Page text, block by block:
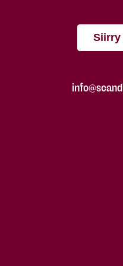
Siirry